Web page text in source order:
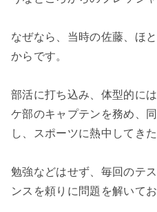
なぜなら、当時の佐藤、ほ
からです。
部活に打ち込み、体型的に
ケ部のキャプテンを務め、
し、スポーツに熱中してきた
勉強などはせず、毎回のテ
ンスを頼りに問題を解いてお